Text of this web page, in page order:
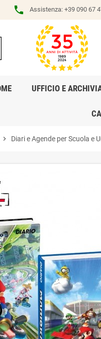
phone Assistenza: +39 090 67
UFFICIO E
chevron_right Diari e Agende per Scuola e